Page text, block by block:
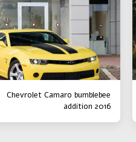
Chevrolet Camaro bumblebee
addition 2016